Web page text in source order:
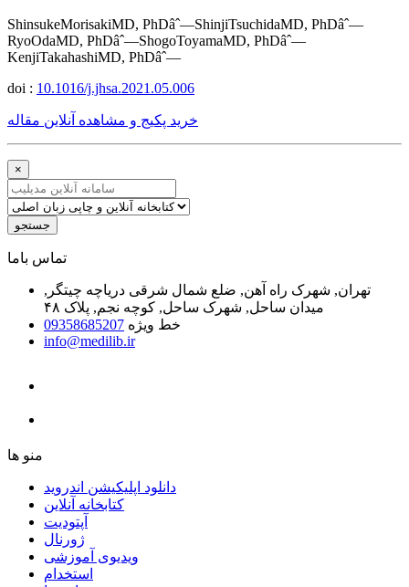
ShinsukeMorisakiMD, PhDâˆ—ShinjiTsuchidaMD, PhDâˆ—
RyoOdaMD, PhDâˆ—ShogoToyamaMD, PhDâˆ—
KenjiTakahashiMD, PhDâˆ—
doi : 10.1016/j.jhsa.2021.05.006
خرید پکیج و مشاهده آنلاین مقاله
×
جستجو
ﺗﻤﺎﺱ ﺑﺎﻣﺎ
تهران, شهرک راه آهن, ضلع شمال شرقی دریاچه چیتگر,
میدان ساحل, شهرک ساحل, کوچه نجم, پلاک ۴۸
خط ویژه 09358685207
info@medilib.ir
ﻣﻨﻮ ﻫﺎ
دانلود اپلیکیشن اندروید
ﮐﺘﺎﺑﺨﺎﻧﻪ ﺁﻧﻼﯾﻦ
ﺁﭘﺘﻮﺩﯾﺖ
ﮊﻭﺭﻧﺎﻝ
ویدیوی آموزشی
استخدام